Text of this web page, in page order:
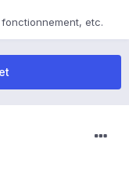
etc.